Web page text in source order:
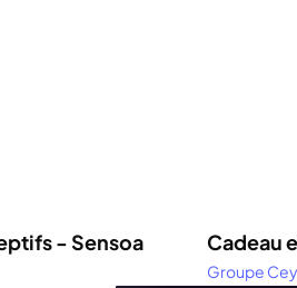
- Sensoa Cadeau
Groupe